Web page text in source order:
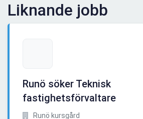
Liknande jobb
Runö söker Teknisk
fastighetsförvaltare
Runö kursgård